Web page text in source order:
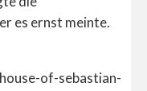
es ernst meinte.
of-sebastian-